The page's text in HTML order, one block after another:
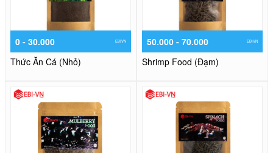
0 - 30.000 EBIVN
Thức Ăn Cá (Nhỏ)
50.000 - 70.000 EBIVN
Shrimp Food (Đạm)